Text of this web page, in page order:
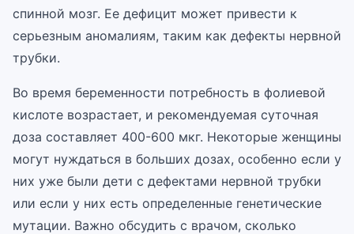
спинной мозг. Ее дефицит может привести к
серьезным аномалиям, таким как дефекты нервной
трубки.
Во время беременности потребность в фолиевой
кислоте возрастает, и рекомендуемая суточная
доза составляет 400-600 мкг. Некоторые женщины
могут нуждаться в больших дозах, особенно если у
них уже были дети с дефектами нервной трубки
или если у них есть определенные генетические
мутации. Важно обсудить с врачом, сколько